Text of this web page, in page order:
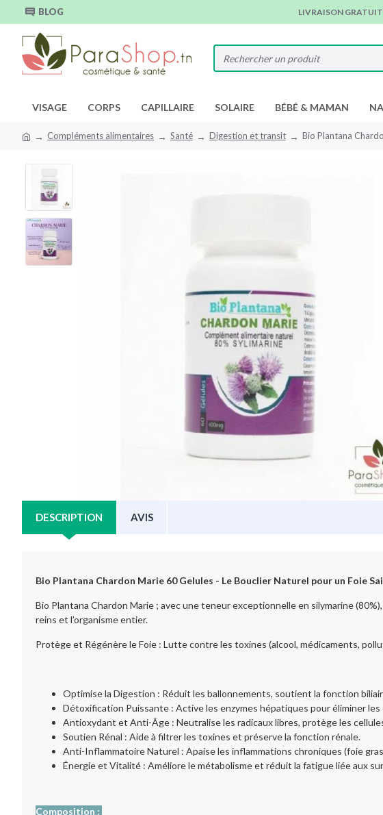
BLOG LIVRAISON
VISAGE CORPS CAPILLAIRE SOLAIRE BÉBÉ & MAMAN
Compléments alimentaires Santé Digestion et transit Bio Plantana
DESCRIPTION AVIS
Bio Plantana Chardon Marie 60 Gelules - Le Bouclier Naturel pour un Foie
Bio Plantana Chardon Marie ; avec une teneur exceptionnelle en silymarine
reins et l’organisme entier.
Protège et Régénère le Foie : Lutte contre les toxines (alcool, médicaments,
Optimise la Digestion : Réduit les ballonnements, soutient la fonction
Détoxification Puissante : Active les enzymes hépatiques pour éliminer
Antioxydant et Anti-Âge : Neutralise les radicaux libres, protège les
Soutien Rénal : Aide à filtrer les toxines et préserve la fonction rénale.
Anti-Inflammatoire Naturel : Apaise les inflammations chroniques (foie
Énergie et Vitalité : Améliore le métabolisme et réduit la fatigue liée aux
Composition :